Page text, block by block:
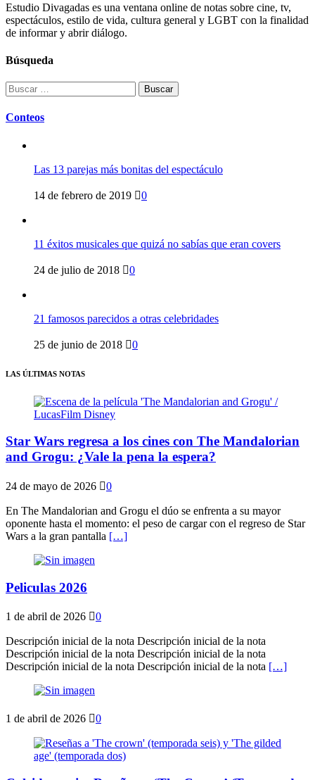
Estudio Divagadas es una ventana online de notas sobre cine, tv,
espectáculos, estilo de vida, cultura general y LGBT con la finalidad
de informar y abrir diálogo.
Búsqueda
Buscar:
Conteos
Las 13 parejas más bonitas del espectáculo
14 de febrero de 2019 0
11 éxitos musicales que quizá no sabías que eran covers
24 de julio de 2018 0
21 famosos parecidos a otras celebridades
25 de junio de 2018 0
LAS ÚLTIMAS NOTAS
Star Wars regresa a los cines con The Mandalorian
and Grogu: ¿Vale la pena la espera?
24 de mayo de 2026 0
En The Mandalorian and Grogu el dúo se enfrenta a su mayor
oponente hasta el momento: el peso de cargar con el regreso de Star
Wars a la gran pantalla […]
Peliculas 2026
1 de abril de 2026 0
Descripción inicial de la nota Descripción inicial de la nota
Descripción inicial de la nota Descripción inicial de la nota
Descripción inicial de la nota Descripción inicial de la nota […]
1 de abril de 2026 0